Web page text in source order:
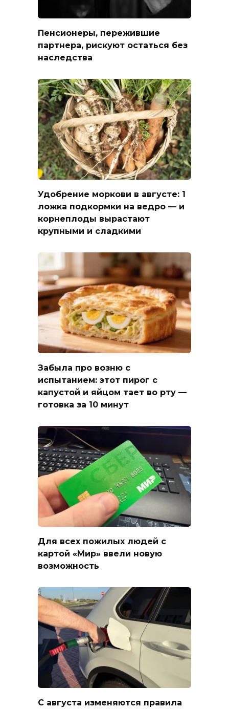
Пенсионеры, пережившие
партнера, рискуют остаться без
наследства
Удобрение моркови в августе: 1
ложка подкормки на ведро — и
корнеплоды вырастают
крупными и сладкими
Забыла про возню с
испытанием: этот пирог с
капустой и яйцом тает во рту —
готовка за 10 минут
Для всех пожилых людей с
картой «Мир» ввели новую
возможность
С августа изменяются правила